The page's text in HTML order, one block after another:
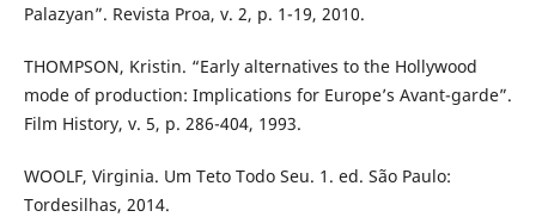
Palazyan”. Revista Proa, v. 2, p. 1-19, 2010.
THOMPSON, Kristin. “Early alternatives to the Hollywood
mode of production: Implications for Europe’s Avant-garde”.
Film History, v. 5, p. 286-404, 1993.
WOOLF, Virginia. Um Teto Todo Seu. 1. ed. São Paulo:
Tordesilhas, 2014.